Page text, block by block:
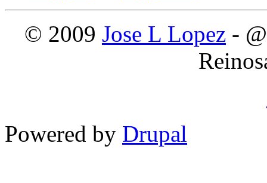
© 2009 Jose L Lopez -
Powered by Drupal